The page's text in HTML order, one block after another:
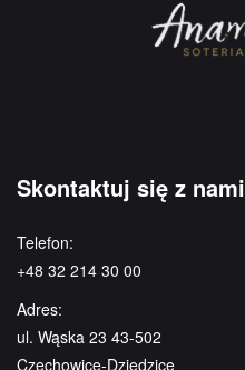
Skontaktuj się z nami
Telefon:
+48 32 214 30 00
Adres:
ul. Wąska 23 43-502
Czechowice-Dziedzice